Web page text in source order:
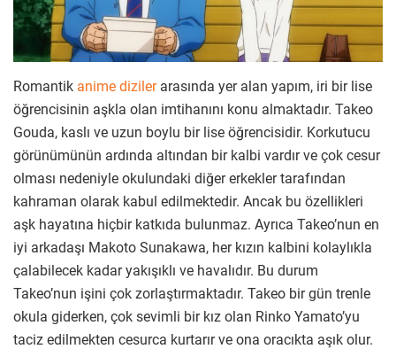
Romantik anime dizilerarasında yer alan yapım, iri bir lise
öğrencisinin aşkla olan imtihanını konu almaktadır. Takeo
Gouda, kaslı ve uzun boylu bir lise öğrencisidir. Korkutucu
görünümünün ardında altından bir kalbi vardır ve çok cesur
olması nedeniyle okulundaki diğer erkekler tarafından
kahraman olarak kabul edilmektedir. Ancak bu özellikleri
aşk hayatına hiçbir katkıda bulunmaz. Ayrıca Takeo’nun en
iyi arkadaşı Makoto Sunakawa, her kızın kalbini kolaylıkla
çalabilecek kadar yakışıklı ve havalıdır. Bu durum
Takeo’nun işini çok zorlaştırmaktadır. Takeo bir gün trenle
okula giderken, çok sevimli bir kız olan Rinko Yamato’yu
taciz edilmekten cesurca kurtarır ve ona oracıkta aşık olur.